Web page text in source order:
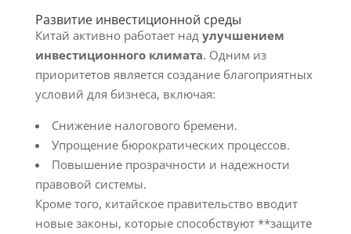
Развитие инвестиционной среды
Китай активно работает над улучшением
инвестиционного климата. Одним из
приоритетов является создание благоприятных
условий для бизнеса, включая:
Снижение налогового бремени.
Упрощение бюрократических процессов.
Повышение прозрачности и надежности
правовой системы.
Кроме того, китайское правительство вводит
новые законы, которые способствуют **защите